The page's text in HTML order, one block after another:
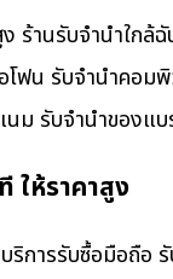
ร้านรับจํานําใกล้
โฟน รับจำนำคอม
นม รับจำนำของแ
ให้ราคาสูง
ริการรับซื้อมือถือ